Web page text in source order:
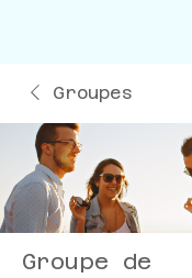
Groupes
Groupe de